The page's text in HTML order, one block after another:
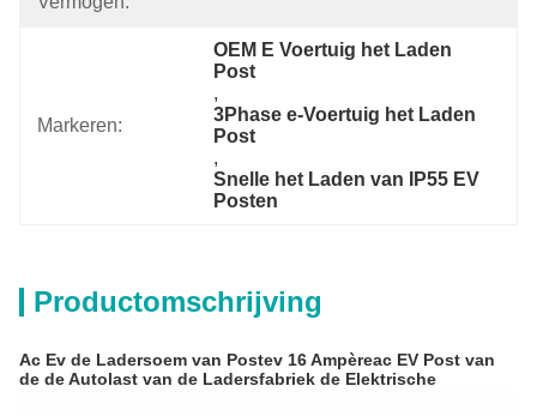
Markeren:
OEM E Voertuig het Laden
Post
,
3Phase e-Voertuig het Laden
Post
,
Snelle het Laden van IP55 EV
Posten
Productomschrijving
Ac Ev de Ladersoem van Postev 16 Ampèreac EV Post van
de de Autolast van de Ladersfabriek de Elektrische